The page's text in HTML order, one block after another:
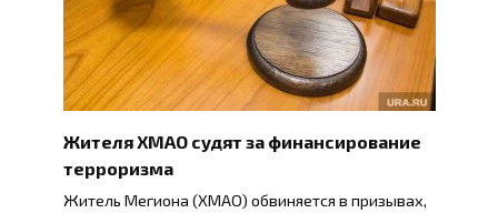
Жителя ХМАО судят за финансирование
терроризма
Житель Мегиона (ХМАО) обвиняется в призывах,